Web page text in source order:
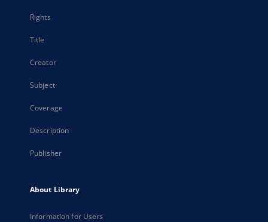
Rights
Title
Creator
Subject
Coverage
Description
Publisher
About Library
Information for Users